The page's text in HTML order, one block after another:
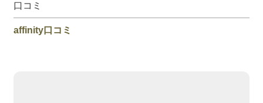
口コミ
affinity口コミ